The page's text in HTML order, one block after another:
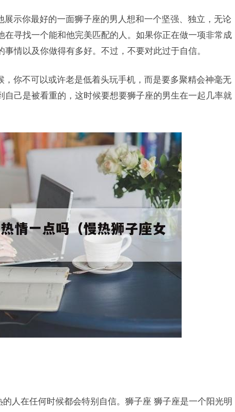
示你最好的一面狮子座的男人想和一个坚强、独立，无论
在寻找一个能和他完美匹配的人。如果你正在做一项非常成
情以及你做得有多好。不过，不要对此过于自信。
，你不可以或许老是低着头玩手机，而是要多聚精会神毫无
自己是被看重的，这时候要想要狮子座的男生在一起几率就
人在任何时候都会特别自信。狮子座 狮子座是一个阳光明